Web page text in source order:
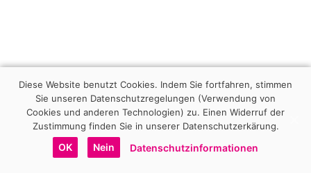
Diese Website benutzt Cookies. Indem Sie fortfahren, stimmen
Sie unseren Datenschutzregelungen (Verwendung von
Cookies und anderen Technologien) zu. Einen Widerruf der
Zustimmung finden Sie in unserer Datenschutzerkärung.
OK Nein Datenschutzinformationen